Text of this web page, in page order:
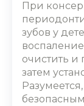
При
зубов у
очистить и
затем